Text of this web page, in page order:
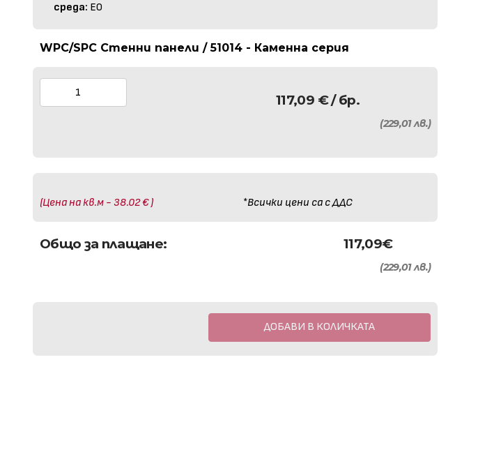
среда: E0
WPC/SPC Стенни панели / 51014 - Каменна серия
117,09 €/ бр.
(229,01 лв.)
(Цена на кв.м - 38.02 € ) *Всички цени са с ДДС
Общо за плащане: 117,09€
(229,01 лв.)
ДОБАВИ В КОЛИЧКАТА